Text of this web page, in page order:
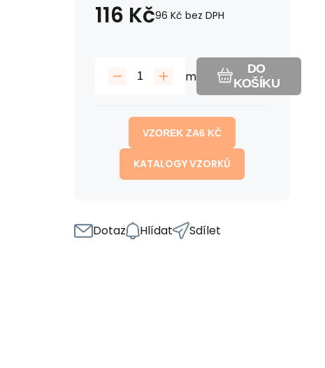
116 Kč96 Kč bez DPH
m
DO
KOŠÍKU
VZOREK ZA6 KČ
KATALOGY VZORKŮ
Dotaz Hlídat Sdílet